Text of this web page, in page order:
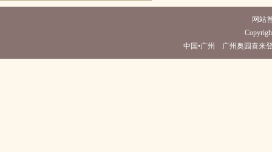
网站
中国•广州 广州奥园喜来登